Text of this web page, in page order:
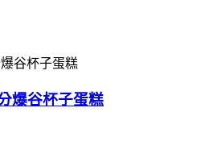
爆谷杯子蛋糕